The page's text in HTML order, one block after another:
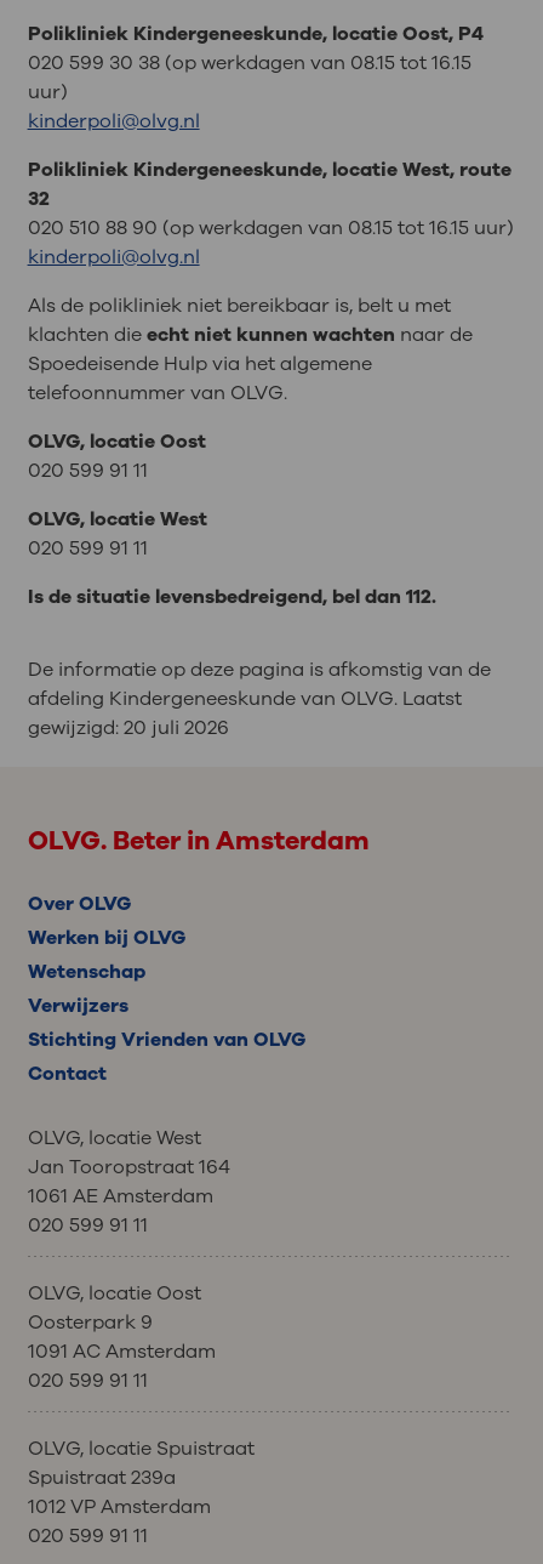
Polikliniek Kindergeneeskunde, locatie Oost, P4
020 599 30 38 (op werkdagen van 08.15 tot 16.15
uur)
kinderpoli@olvg.nl
Polikliniek Kindergeneeskunde, locatie West, route
32
020 510 88 90 (op werkdagen van 08.15 tot 16.15 uur)
kinderpoli@olvg.nl
Als de polikliniek niet bereikbaar is, belt u met
klachten dieecht niet kunnen wachten naar de
Spoedeisende Hulp via het algemene
telefoonnummer van OLVG.
OLVG, locatie Oost
020 599 91 11
OLVG, locatie West
020 599 91 11
Is de situatie levensbedreigend, bel dan 112.
De informatie op deze pagina is afkomstig van de
afdeling Kindergeneeskunde van OLVG. Laatst
gewijzigd:20 juli 2026
OLVG. Beter in Amsterdam
Over OLVG
Werken bij OLVG
Wetenschap
Verwijzers
Stichting Vrienden van OLVG
Contact
OLVG, locatie West
Jan Tooropstraat 164
1061 AE Amsterdam
020 599 91 11
OLVG, locatie Oost
Oosterpark 9
1091 AC Amsterdam
020 599 91 11
OLVG, locatie Spuistraat
Spuistraat 239a
1012 VP Amsterdam
020 599 91 11